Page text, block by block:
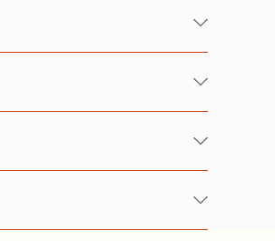
新鮮蔬果
飲品
東西
雜誌